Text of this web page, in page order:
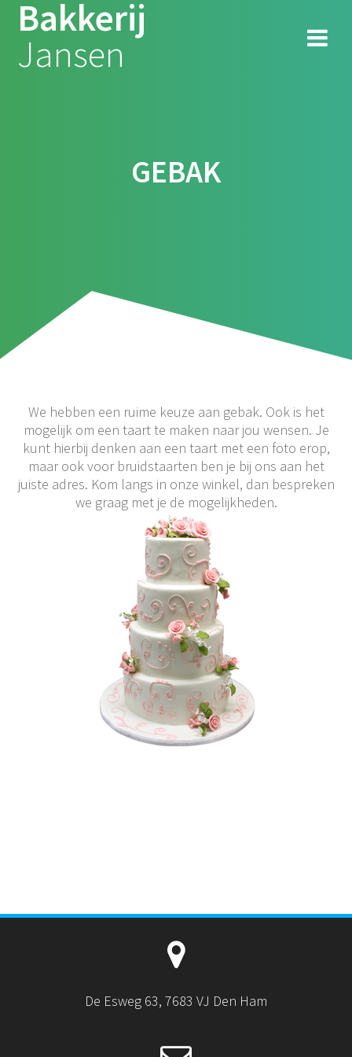
Bakkerij
Jansen
GEBAK
We hebben een ruime keuze aan gebak. Ook is het
mogelijk om een taart te maken naar jou wensen. Je
kunt hierbij denken aan een taart met een foto erop,
maar ook voor bruidstaarten ben je bij ons aan het
juiste adres. Kom langs in onze winkel, dan bespreken
we graag met je de mogelijkheden.
De Esweg 63, 7683 VJ Den Ham